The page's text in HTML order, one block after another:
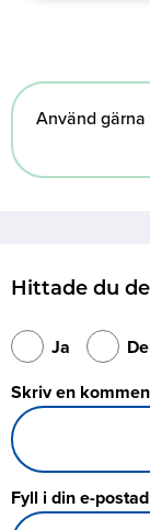
Använd
Hittade du
Ja
Skriv en
Fyll i din e-